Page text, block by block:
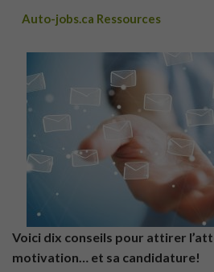
Auto-jobs.ca Ressources
Voici dix conseils pour attirer
motivation… et sa candidature!